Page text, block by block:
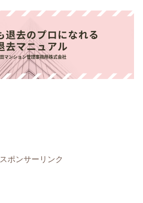
スポンサーリンク